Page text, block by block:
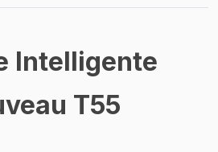
Intelligente
T55